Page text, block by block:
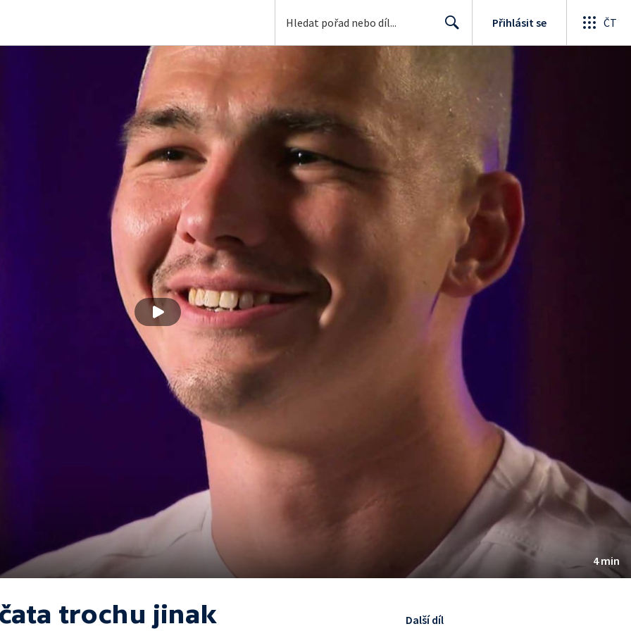
Přihlásit se ČT
4 min
trochu jinak Další díl